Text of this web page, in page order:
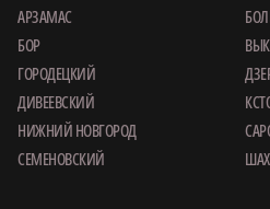
АРЗАМАС
БОР
ГОРОДЕЦКИЙ
ДИВЕЕВСКИЙ
НИЖНИЙ НОВГОРОД
СЕМЕНОВСКИЙ